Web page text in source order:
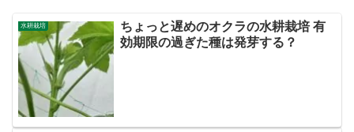
水耕栽培
ちょっと遅めのオクラの水耕栽培 有
効期限の過ぎた種は発芽する？